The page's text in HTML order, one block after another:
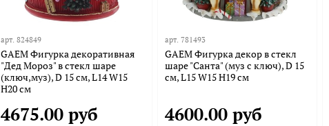
арт. 824849
GAEM Фигурка декоративная
"Дед Мороз" в стекл шаре
(ключ,муз), D 15 см, L14 W15
H20 см
4675.00 руб
арт.781493
GAEM Фигурка декор в стекл
шаре "Санта" (муз с ключ), D 15
см, L15 W15 H19 см
4600.00 руб